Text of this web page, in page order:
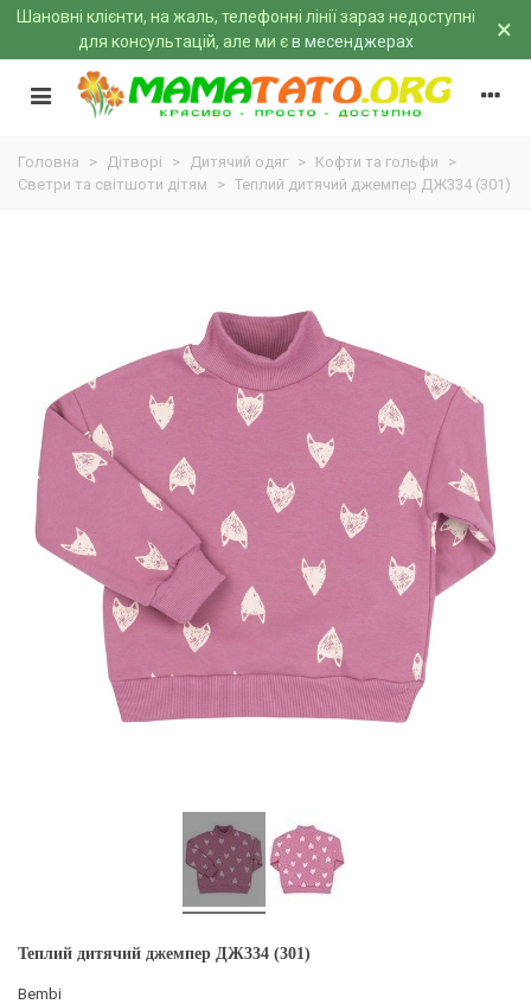
Шановні клієнти, на жаль, телефонні лінії зараз недоступні
для консультацій, але ми єв месенджерах ×
Головна > Дітворі > Дитячий одяг > Кофти та гольфи
>
Светри та світшоти дітям
> Теплий дитячий джемпер ДЖ334 (301)
Теплий дитячий джемпер ДЖ334 (301)
Bembi